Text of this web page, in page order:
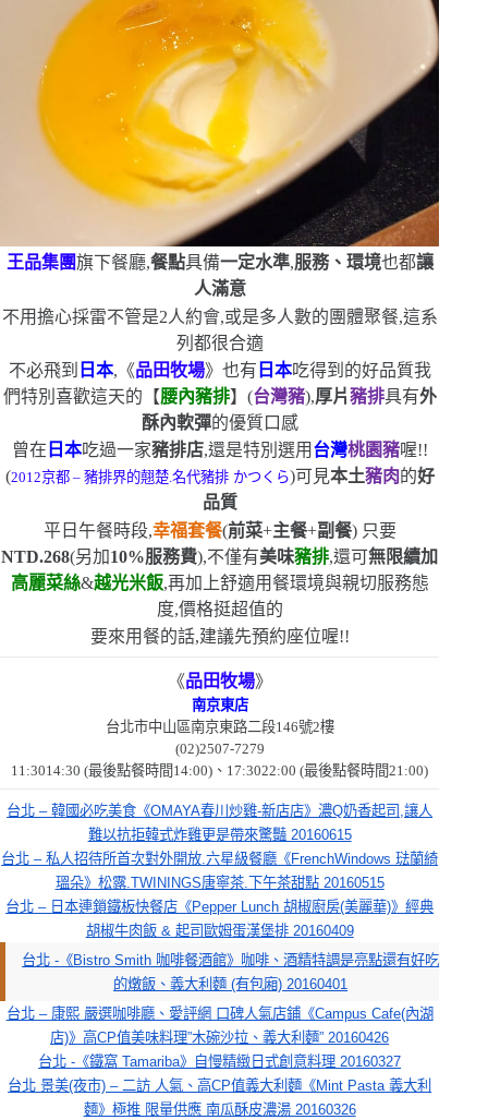
王品集團旗下餐廳,餐點具備一定水準,服務、環境也都讓
人滿意
不用擔心採雷不管是2人約會,或是多人數的團體聚餐,這系
列都很合適
不必飛到 日本,《品田牧場》也有 日本吃得到的好品質我
們特別喜歡這天的【腰內豬排】 (台灣豬),厚片豬排具有外
酥內軟彈的優質口感
曾在 日本吃過一家豬排店,還是特別選用 台灣桃園豬喔!!
(2012京都– 豬排界的翹楚.名代豬排 かつくら)可見本土豬肉的好
品質
平日午餐時段,幸福套餐(前菜+主餐+副餐) 只要
NTD.268(另加10%服務費),不僅有美味豬排,還可無限續加
高麗菜絲&越光米飯,再加上舒適用餐環境與親切服務態
度,價格挺超值的
要來用餐的話,建議先預約座位喔!!
《品田牧場》
南京東店
台北市中山區南京東路二段146號2樓
(02)2507-7279
11:3014:30 (最後點餐時間14:00) 、 17:3022:00 (最後點餐時間21:00)
台北 – 韓國必吃美食《OMAYA春川炒雞-新店店》濃Q奶香起司,讓人
難以抗拒韓式炸雞更是帶來驚豔 20160615
台北 – 私人招待所首次對外開放.六星級餐廳《FrenchWindows 琺蘭綺
瑥朵》松露.TWININGS唐寧茶.下午茶甜點 20160515
台北 – 日本連鎖鐵板快餐店《Pepper Lunch 胡椒廚房(美麗華)》經典
胡椒牛肉飯 & 起司歐姆蛋漢堡排 20160409
台北 -《Bistro Smith 咖啡餐酒館》咖啡、酒精特調是亮點還有好吃
的燉飯、義大利麵 (有包廂) 20160401
台北 – 康熙 嚴選咖啡廳、愛評網 口碑人氣店鋪《Campus Cafe(內湖
店)》高CP值美味料理”木碗沙拉、義大利麵” 20160426
台北 -《鐵窩 Tamariba》自慢精緻日式創意料理 20160327
台北 景美(夜市) – 二訪 人氣、高CP值義大利麵《Mint Pasta 義大利
麵》極推 限量供應 南瓜酥皮濃湯 20160326